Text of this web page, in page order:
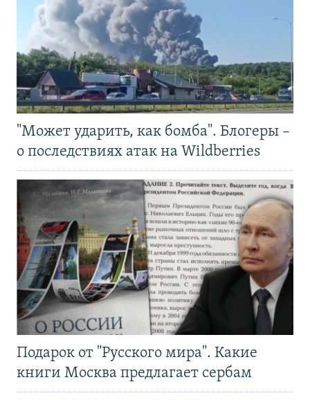
"Может ударить, как бомба". Блогеры –
о последствиях атак на Wildberries
Подарок от "Русского мира". Какие
книги Москва предлагает сербам